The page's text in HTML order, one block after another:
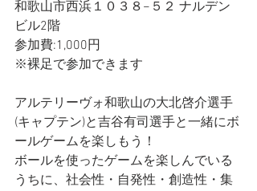
和歌山市西浜１０３８−５２ ナルデン
ビル2階
参加費:1,000円
※裸足で参加できます
アルテリーヴォ和歌山の大北啓介選手
(キャプテン)と吉谷有司選手と一緒にボ
ールゲームを楽しもう！
ボールを使ったゲームを楽しんでいる
うちに、社会性・自発性・創造性・集